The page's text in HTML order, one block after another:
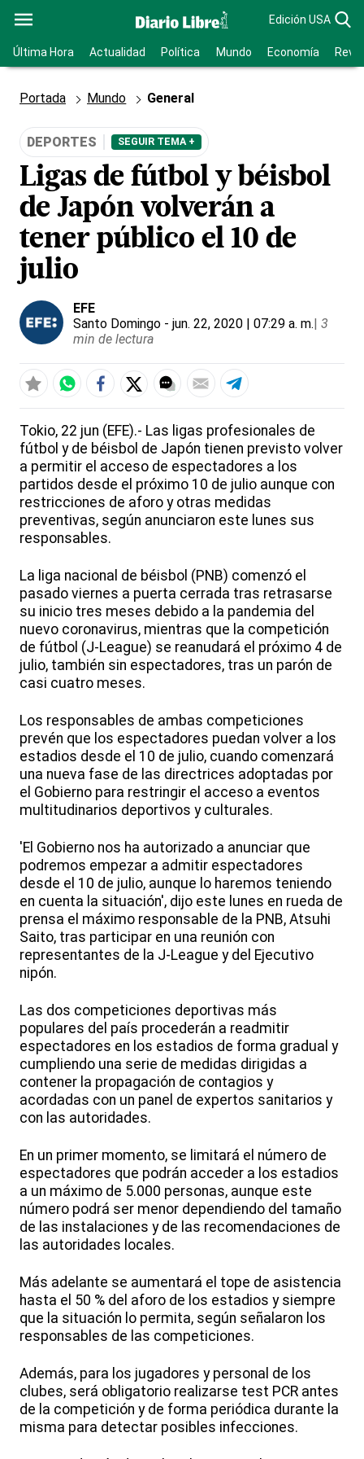
Edición USA
Última Hora Actualidad Política Mundo Economía
Portada Mundo General
DEPORTES SEGUIR TEMA +
Ligas de fútbol y béisbol
de Japón volverán a
tener público el 10 de
julio
EFE
Santo Domingo - jun. 22, 2020 | 07:29 a. m.| 3
min de lectura
Tokio, 22 jun (EFE).- Las ligas profesionales de
fútbol y de béisbol de Japón tienen previsto volver
a permitir el acceso de espectadores a los
partidos desde el próximo 10 de julio aunque con
restricciones de aforo y otras medidas
preventivas, según anunciaron este lunes sus
responsables.
La liga nacional de béisbol (PNB) comenzó el
pasado viernes a puerta cerrada tras retrasarse
su inicio tres meses debido a la pandemia del
nuevo coronavirus, mientras que la competición
de fútbol (J-League) se reanudará el próximo 4 de
julio, también sin espectadores, tras un parón de
casi cuatro meses.
Los responsables de ambas competiciones
prevén que los espectadores puedan volver a los
estadios desde el 10 de julio, cuando comenzará
una nueva fase de las directrices adoptadas por
el Gobierno para restringir el acceso a eventos
multitudinarios deportivos y culturales.
'El Gobierno nos ha autorizado a anunciar que
podremos empezar a admitir espectadores
desde el 10 de julio, aunque lo haremos teniendo
en cuenta la situación', dijo este lunes en rueda de
prensa el máximo responsable de la PNB, Atsuhi
Saito, tras participar en una reunión con
representantes de la J-League y del Ejecutivo
nipón.
Las dos competiciones deportivas más
populares del país procederán a readmitir
espectadores en los estadios de forma gradual y
cumpliendo una serie de medidas dirigidas a
contener la propagación de contagios y
acordadas con un panel de expertos sanitarios y
con las autoridades.
En un primer momento, se limitará el número de
espectadores que podrán acceder a los estadios
a un máximo de 5.000 personas, aunque este
número podrá ser menor dependiendo del tamaño
de las instalaciones y de las recomendaciones de
las autoridades locales.
Más adelante se aumentará el tope de asistencia
hasta el 50 % del aforo de los estadios y siempre
que la situación lo permita, según señalaron los
responsables de las competiciones.
Además, para los jugadores y personal de los
clubes, será obligatorio realizarse test PCR antes
de la competición y de forma periódica durante la
misma para detectar posibles infecciones.